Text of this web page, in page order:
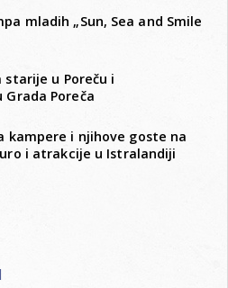
mladih „Sun, Sea and Smile
starije u Poreču i
Grada Poreča
kampere i njihove goste na
i atrakcije u Istralandiji